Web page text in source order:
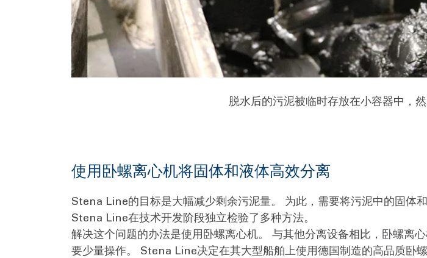
脱水后的污泥被临时存放在小容器中，
使用卧螺离心机将固体和液体高效分离
Stena Line的目标是大幅减少剩余污泥量。 为此，需要将污泥中的固体
Stena Line在技术开发阶段独立检验了多种方法。
解决这个问题的办法是使用卧螺离心机。 与其他分离设备相比，卧螺离
要少量操作。 Stena Line决定在其大型船舶上使用德国制造的高品质卧